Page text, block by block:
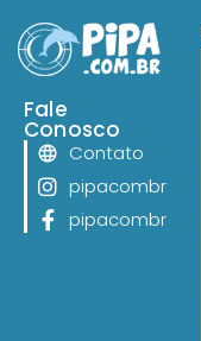
Fale
Conosco
Contato
pipacombr
pipacombr